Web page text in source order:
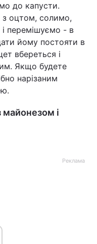
до капусти.
з оцтом, солимо,
перемішуємо - в
йому постояти в
вбереться і
Якщо будете
нарізаним
майонезом і
Реклама